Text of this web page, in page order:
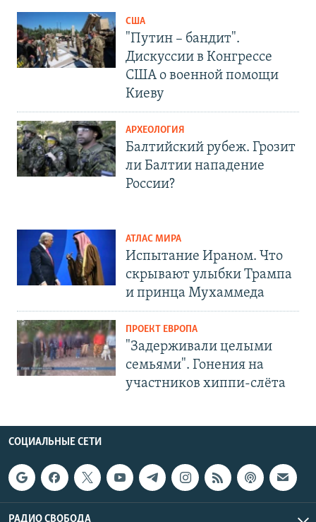
США
"Путин – бандит".
Дискуссии в Конгрессе
США о военной помощи
Киеву
АРХЕОЛОГИЯ
Балтийский рубеж. Грозит
ли Балтии нападение
России?
АТЛАС МИРА
Испытание Ираном. Что
скрывают улыбки Трампа
и принца Мухаммеда
ПРОЕКТ ЕВРОПА
"Задерживали целыми
семьями". Гонения на
участников хиппи-слёта
СОЦИАЛЬНЫЕ СЕТИ
РАДИО СВОБОДА